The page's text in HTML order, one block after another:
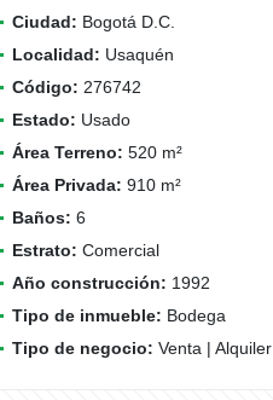
Ciudad: Bogotá D.C.
Localidad: Usaquén
Código: 276742
Estado: Usado
Área Terreno: 520 m²
Área Privada: 910 m²
Baños: 6
Estrato: Comercial
Año construcción: 1992
Tipo de inmueble: Bodega
Tipo de negocio: Venta | Alquiler